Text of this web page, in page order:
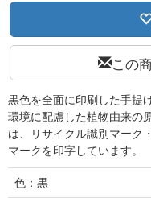
この
黒色を全面に印刷した手提
環境に配慮した植物由来の
は、リサイクル識別マーク
マークを印字しています。
色：黒